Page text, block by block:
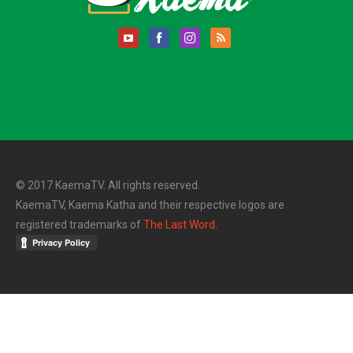
© 2017 KaemaTV. All rights reserved.
KaemaTV, Kaema Katha and their respective logos are
registered trademarks of The Last Word